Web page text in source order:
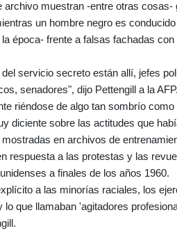
archivo muestran -entre otras
un hombre negro es
época- frente a falsas fachadas
servicio secreto están allí, jefes
senadores", dijo Pettengill a la AFP.
riéndose de algo tan sombrío
diciente sobre las actitudes que
en archivos de
respuesta a las protestas y las
a finales de los años 1960.
a las minorías raciales, los
lo que llamaban 'agitadores